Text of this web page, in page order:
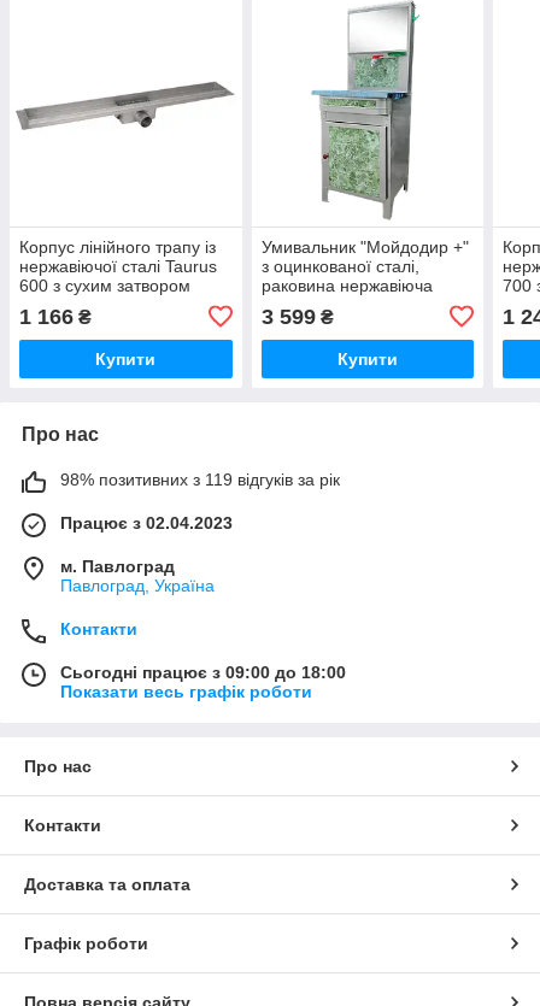
Корпус лінійного трапу із
нержавіючої сталі Taurus
600 з сухим затвором
1 166 ₴
Купити
Умивальник "Мойдодир +"
з оцинкованої сталі,
раковина нержавіюча
3 599₴
Купити
700
1
Про нас
98% позитивних з 119 відгуків за рік
Працює з 02.04.2023
м. Павлоград
Павлоград, Україна
Контакти
Сьогодні працює з 09:00 до 18:00
Показати весь графік роботи
Про нас
Контакти
Доставка та оплата
Графік роботи